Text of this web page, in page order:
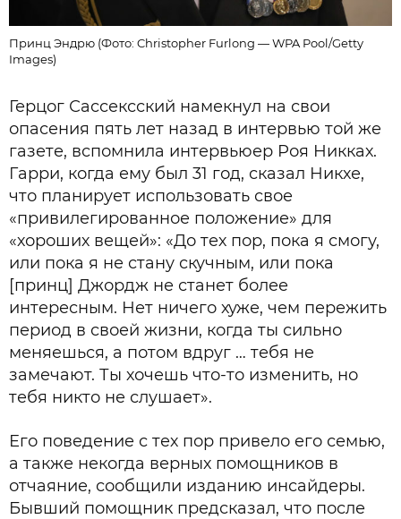
Принц Эндрю (Фото: Christopher Furlong — WPA Pool/Getty
Images)
Герцог Сассексский намекнул на свои
опасения пять лет назад в интервью той же
газете, вспомнила интервьюер Роя Никках.
Гарри, когда ему был 31 год, сказал Никхе,
что планирует использовать свое
«привилегированное положение» для
«хороших вещей»: «До тех пор, пока я смогу,
или пока я не стану скучным, или пока
[принц] Джордж не станет более
интересным. Нет ничего хуже, чем пережить
период в своей жизни, когда ты сильно
меняешься, а потом вдруг … тебя не
замечают. Ты хочешь что-то изменить, но
тебя никто не слушает».
Его поведение с тех пор привело его семью,
а также некогда верных помощников в
отчаяние, сообщили изданию инсайдеры.
Бывший помощник предсказал, что после